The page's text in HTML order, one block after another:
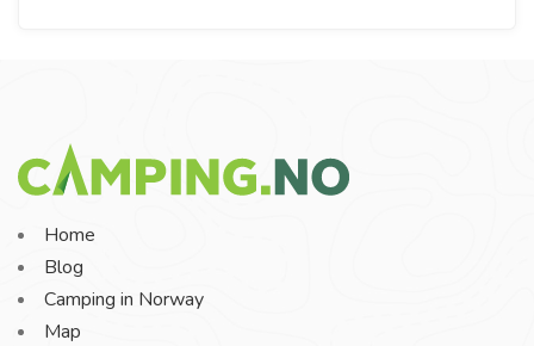
Home
Blog
Camping in Norway
Map